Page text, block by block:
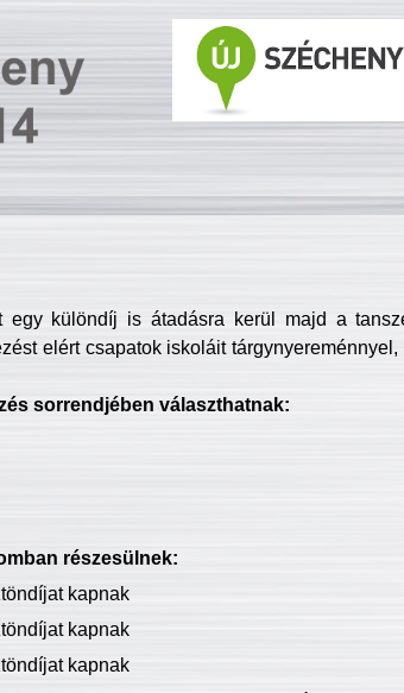
különdíj is átadásra kerül majd a
elért csapatok iskoláit
sorrendjében választhatnak:
részesülnek:
kapnak
kapnak
kapnak